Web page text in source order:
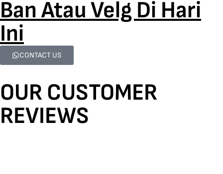
Ban Atau Velg Di Hari
Ini
CONTACT US
OUR CUSTOMER
REVIEWS